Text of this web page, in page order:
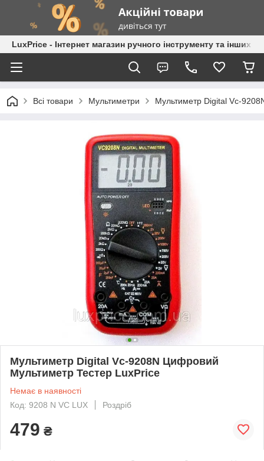
LuxPrice - Інтернет магазин ручного інструменту та інших
Всі товари Мультиметри Мультиметр Digital Vc-
Мультиметр Digital Vc-9208N Цифровий
Мультиметр Тестер LuxPrice
Немає в наявності
Код: 9208 N VC LUX
Роздріб
479 ₴